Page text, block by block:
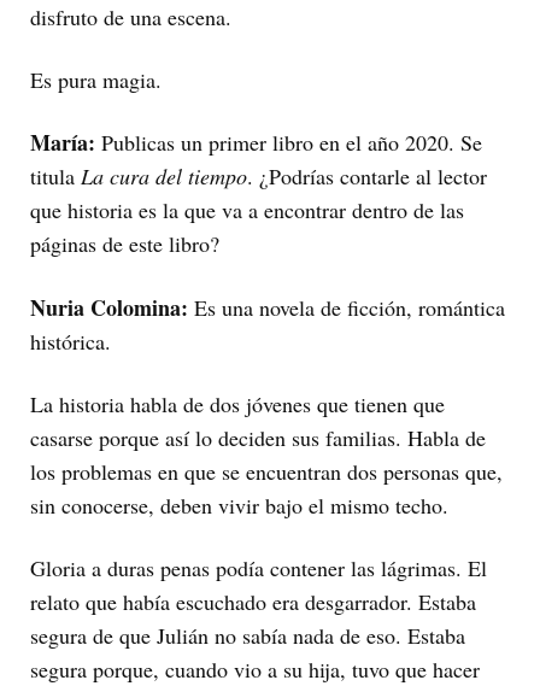
disfruto de una escena.
Es pura magia.
María: Publicas un primer libro en el año 2020. Se
titula La cura del tiempo. ¿Podrías contarle al lector
que historia es la que va a encontrar dentro de las
páginas de este libro?
Nuria Colomina: Es una novela de ficción, romántica
histórica.
La historia habla de dos jóvenes que tienen que
casarse porque así lo deciden sus familias. Habla de
los problemas en que se encuentran dos personas que,
sin conocerse, deben vivir bajo el mismo techo.
Gloria a duras penas podía contener las lágrimas. El
relato que había escuchado era desgarrador. Estaba
segura de que Julián no sabía nada de eso. Estaba
segura porque, cuando vio a su hija, tuvo que hacer